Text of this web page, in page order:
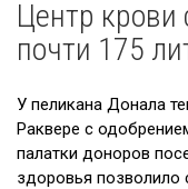
Новости
Галерея
Сотрудничество
Вакансии
Центр крови
почти 175
У пеликана Донала
Раквере с
палатки доноров
здоровья позволило